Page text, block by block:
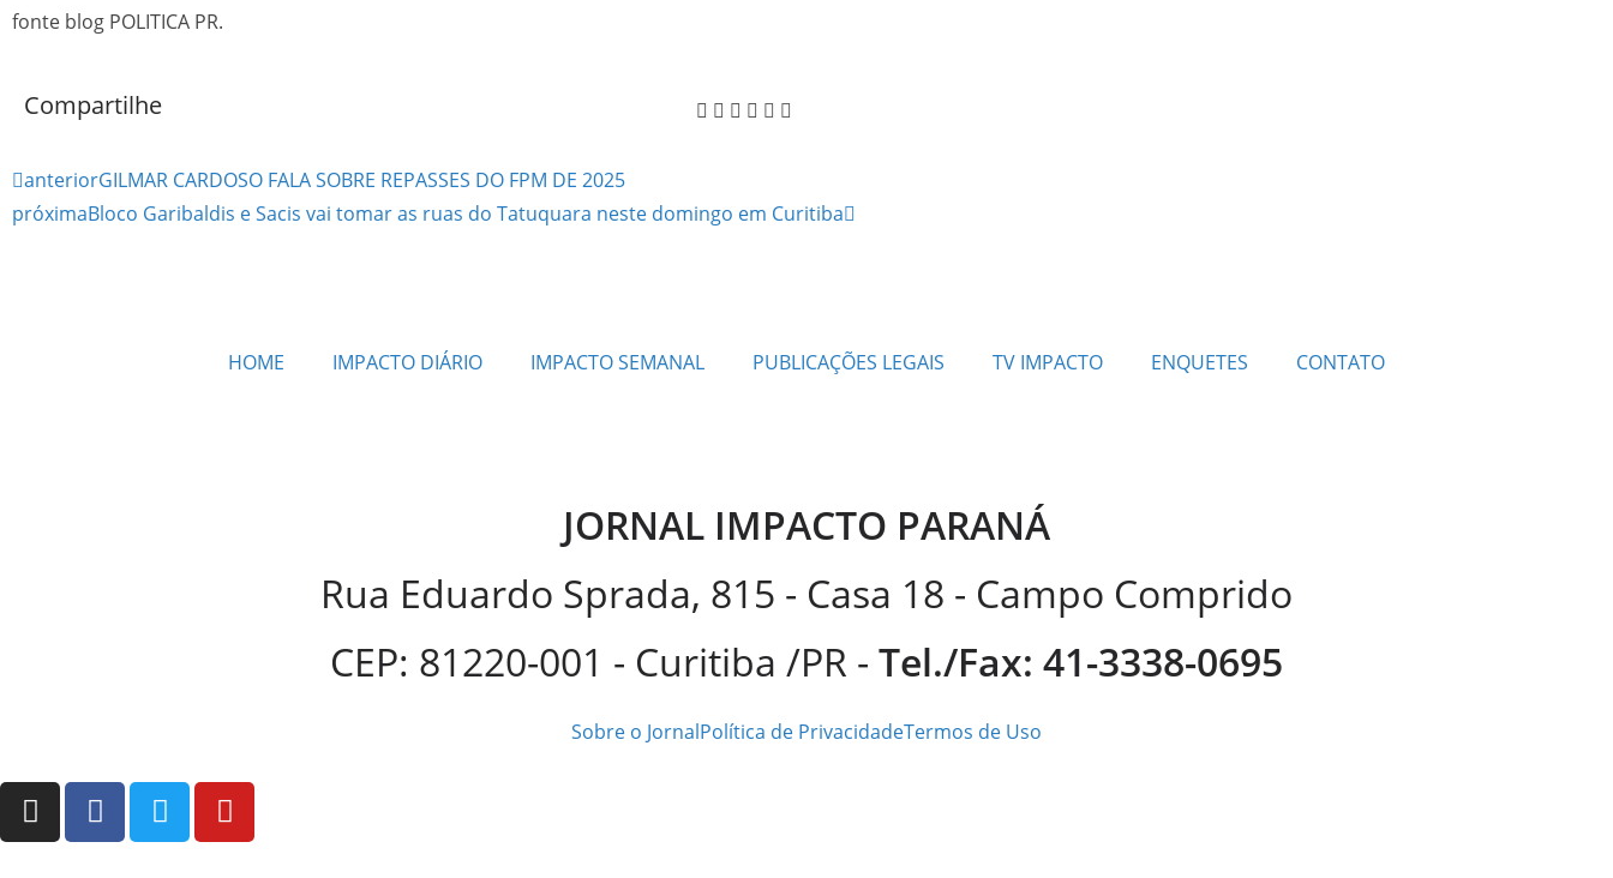
fonte blog POLITICA PR.
Compartilhe
anteriorGILMAR CARDOSO FALA SOBRE REPASSES DO FPM DE 2025
próximaBloco Garibaldis e Sacis vai tomar as ruas do Tatuquara neste domingo em Curitiba
HOME IMPACTO DIÁRIO IMPACTO SEMANAL PUBLICAÇÕES LEGAIS TV IMPACTO ENQUETES CONTATO
JORNAL IMPACTO PARANÁ
Rua Eduardo Sprada, 815 - Casa 18 - Campo Comprido
CEP: 81220-001 - Curitiba /PR - Tel./Fax: 41-3338-0695
Sobre o JornalPolítica de PrivacidadeTermos de Uso